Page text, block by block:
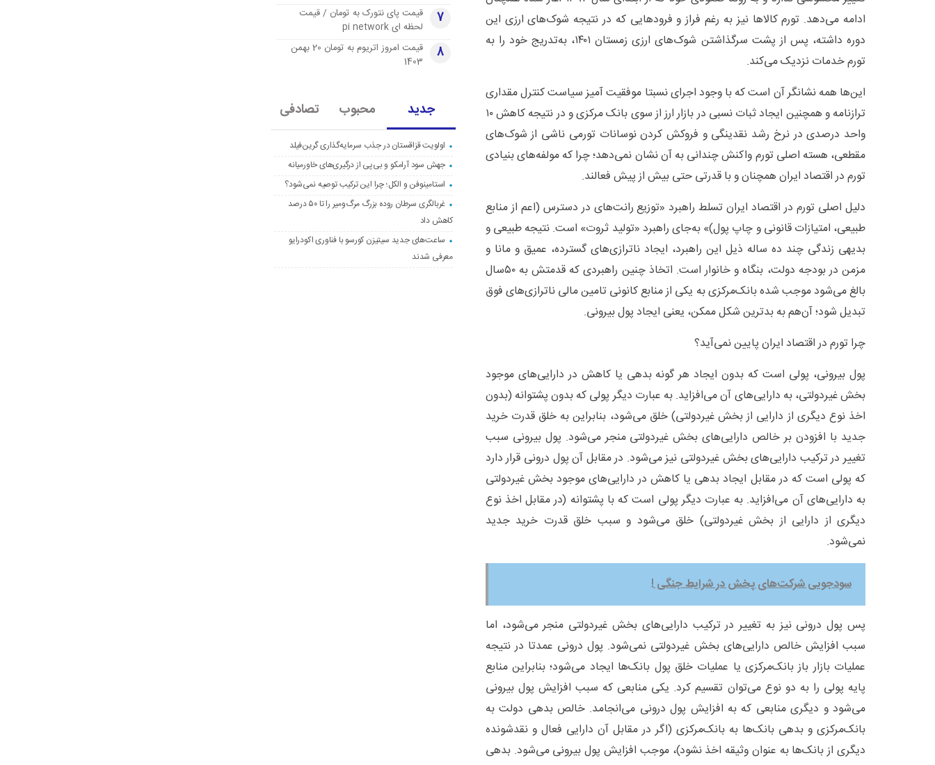
ادامه می‌دهد. تورم کالا‌ها نیز به رغم فراز و فرود‌هایی که در نتیجه شوک‌های ارزی این
دوره داشته، پس از پشت سرگذاشتن شوک‌های ارزی زمستان ۱۴۰۱، به‌تدریج خود را به
تورم خدمات نزدیک می‌کند.
این‌ها همه نشانگر آن است که با وجود اجرای نسبتا موفقیت آمیز سیاست کنترل مقداری
ترازنامه و همچنین ایجاد ثبات نسبی در بازار ارز از سوی بانک مرکزی و در نتیجه کاهش ۱۰
واحد درصدی در نرخ رشد نقدینگی و فروکش کردن نوسانات تورمی ناشی از شوک‌های
مقطعی، هسته اصلی تورم واکنش چندانی به آن نشان نمی‌دهد؛ چرا که مولفه‌های بنیادی
تورم در اقتصاد ایران همچنان و با قدرتی حتی بیش از پیش فعالند.
دلیل اصلی تورم در اقتصاد ایران تسلط راهبرد «توزیع رانت‌های در دسترس (اعم از منابع
طبیعی، امتیازات قانونی و چاپ پول)» به‌جای راهبرد «تولید ثروت» است. نتیجه طبیعی و
بدیهی زندگی چند ده ساله ذیل این راهبرد، ایجاد ناترازی‌های گسترده، عمیق و مانا و
مزمن در بودجه دولت، بنگاه و خانوار است. اتخاذ چنین راهبردی که قدمتش به ۵۰سال
بالغ می‌شود موجب شده بانک‌مرکزی به یکی از منابع کانونی تامین مالی ناترازی‌های فوق
تبدیل شود؛ آن‌هم به بدترین شکل ممکن، یعنی ایجاد پول بیرونی.
چرا تورم در اقتصاد ایران پایین نمی‌آید؟
پول بیرونی، پولی است که بدون ایجاد هر گونه بدهی یا کاهش در دارایی‌های موجود
بخش غیردولتی، به دارایی‌های آن می‌افزاید. به عبارت دیگر پولی که بدون پشتوانه (بدون
اخذ نوع دیگری از دارایی از بخش غیردولتی) خلق می‌شود، بنابراین به خلق قدرت خرید
جدید با افزودن بر خالص دارایی‌های بخش غیردولتی منجر می‌شود. پول بیرونی سبب
تغییر در ترکیب دارایی‌های بخش غیردولتی نیز می‌شود. در مقابل آن پول درونی قرار دارد
که پولی است که در مقابل ایجاد بدهی یا کاهش در دارایی‌های موجود بخش غیردولتی
به دارایی‌های آن می‌افزاید. به عبارت دیگر پولی است که با پشتوانه (در مقابل اخذ نوع
دیگری از دارایی از بخش غیردولتی) خلق می‌شود و سبب خلق قدرت خرید جدید
نمی‌شود.
سودجویی شرکت‌های پخش در شرایط جنگی !
پس پول درونی نیز به تغییر در ترکیب دارایی‌های بخش غیردولتی منجر می‌شود، اما
سبب افزایش خالص دارایی‌های بخش غیردولتی نمی‌شود. پول درونی عمدتا در نتیجه
عملیات بازار باز بانک‌مرکزی یا عملیات خلق پول بانک‌ها ایجاد می‌شود؛ بنابراین منابع
پایه پولی را به دو نوع می‌توان تقسیم کرد. یکی منابعی که سبب افزایش پول بیرونی
می‌شود و دیگری منابعی که به افزایش پول درونی می‌انجامد. خالص بدهی دولت به
بانک‌مرکزی و بدهی بانک‌ها به بانک‌مرکزی (اگر در مقابل آن دارایی فعال و نقدشونده
دیگری از بانک‌ها به عنوان وثیقه اخذ نشود)، موجب افزایش پول بیرونی می‌شود. بدهی
7
قیمت پای نتورک به تومان / قیمت
لحظه ای pi network
8
قیمت امروز اتریوم به تومان 20 بهمن
1403
جدید محبوب تصادفی
اولویت قزاقستان در جذب سرمایه‌گذاری گرین‌فیلد
جهش سود آرامکو و بی‌پی از درگیری‌های خاورمیانه
استامینوفن و الکل؛ چرا این ترکیب توصیه نمی‌شود؟
غربالگری سرطان روده بزرگ مرگ‌ومیر را تا ۵۰ درصد
کاهش داد
ساعت‌های جدید سیتیزن کورسو با فناوری اکودرایو
معرفی شدند